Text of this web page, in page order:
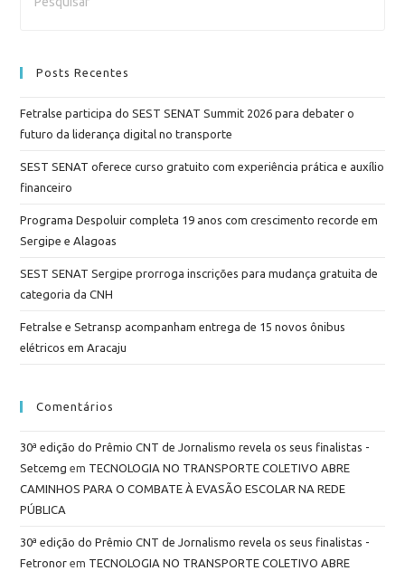
Posts Recentes
Fetralse participa do SEST SENAT Summit 2026 para debater o
futuro da liderança digital no transporte
SEST SENAT oferece curso gratuito com experiência prática e auxílio
financeiro
Programa Despoluir completa 19 anos com crescimento recorde em
Sergipe e Alagoas
SEST SENAT Sergipe prorroga inscrições para mudança gratuita de
categoria da CNH
Fetralse e Setransp acompanham entrega de 15 novos ônibus
elétricos em Aracaju
Comentários
30ª edição do Prêmio CNT de Jornalismo revela os seus finalistas -
Setcemg em TECNOLOGIA NO TRANSPORTE COLETIVO ABRE
CAMINHOS PARA O COMBATE À EVASÃO ESCOLAR NA REDE
PÚBLICA
30ª edição do Prêmio CNT de Jornalismo revela os seus finalistas -
Fetronor em TECNOLOGIA NO TRANSPORTE COLETIVO ABRE